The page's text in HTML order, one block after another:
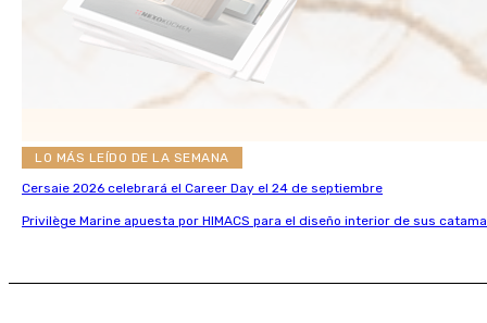
LO MÁS LEÍDO DE LA SEMANA
Cersaie 2026 celebrará el Career Day el 24 de septiembre
Privilège Marine apuesta por HIMACS para el diseño interior de sus